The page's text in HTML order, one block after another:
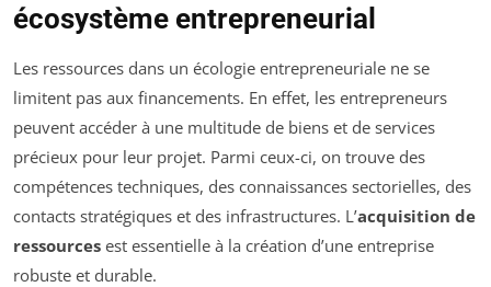
écosystème entrepreneurial
Les ressources dans un écologie entrepreneuriale ne se
limitent pas aux financements. En effet, les entrepreneurs
peuvent accéder à une multitude de biens et de services
précieux pour leur projet. Parmi ceux-ci, on trouve des
compétences techniques, des connaissances sectorielles, des
contacts stratégiques et des infrastructures. L’acquisition de
ressources est essentielle à la création d’une entreprise
robuste et durable.